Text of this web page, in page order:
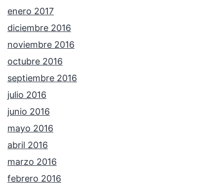
enero 2017
diciembre 2016
noviembre 2016
octubre 2016
septiembre 2016
julio 2016
junio 2016
mayo 2016
abril 2016
marzo 2016
febrero 2016